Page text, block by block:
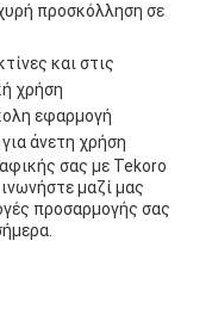
προσκόλληση σε
και στις
χρήση
εφαρμογή
άνετη χρήση
σας με Tekoro
μαζί μας
προσαρμογής σας